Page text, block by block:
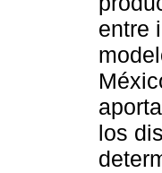
entre
los